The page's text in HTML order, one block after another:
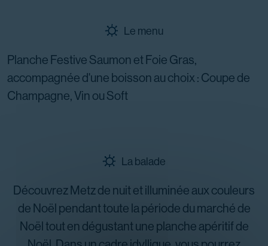
Le menu
Planche Festive Saumon et Foie Gras,
accompagnée d'une boisson au choix : Coupe de
Champagne, Vin ou Soft
La balade
Découvrez Metz de nuit et illuminée aux couleurs
de Noël pendant toute la période du marché de
Noël tout en dégustant une planche apéritif de